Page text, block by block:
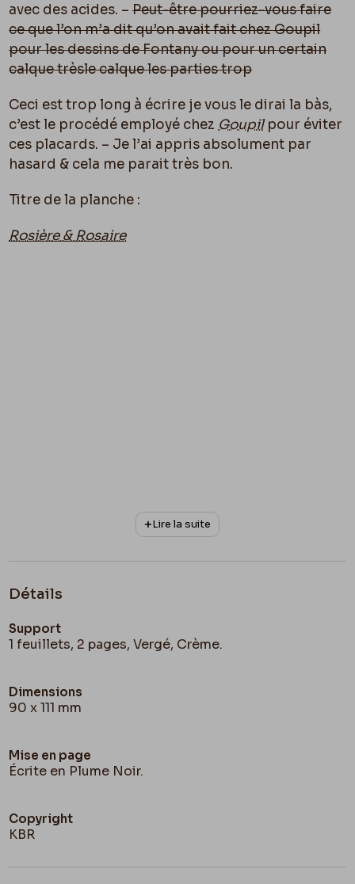
avec des acides. –Peut-être pourriez-vous faire
ce que l’on m’a dit qu’on avait fait chez Goupil
pour les dessins de Fontany ou pour un certain
calque trèsle calque les parties trop
Ceci est trop long à écrire je vous le dirai la bàs,
c’est le procédé employé chez Goupilpour éviter
ces placards. – Je l’ai appris absolument par
hasard & cela me parait très bon.
Titre de la planche :
Rosière & Rosaire
Lire la suite
Détails
Support
1 feuillets, 2 pages, Vergé, Crème.
Dimensions
90 x 111 mm
Mise en page
Écrite en Plume Noir.
Copyright
KBR